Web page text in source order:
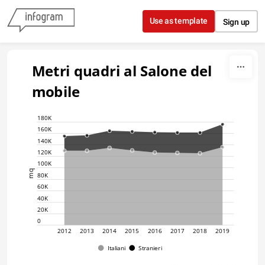
Skip to content
Use as template Sign up
Metri quadri al Salone del
mobile
0
20K
40K
60K
80K
100K
120K
140K
160K
180K
2012 2013 2014 2015 2016 2017 2018 2019
mq
Italiani Stranieri